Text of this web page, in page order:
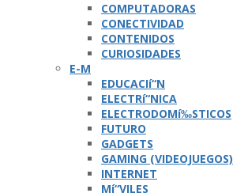
COMPUTADORAS
CONECTIVIDAD
CONTENIDOS
CURIOSIDADES
E-M
EDUCACIí“N
ELECTRí“NICA
ELECTRODOMí‰STICOS
FUTURO
GADGETS
GAMING (VIDEOJUEGOS)
INTERNET
Mí“VILES